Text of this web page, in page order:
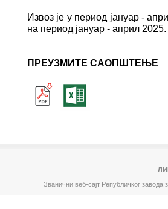
Извоз је у период јануар -
на период јануар - април
ПРЕУЗМИТЕ САОПШТЕЊЕ
Званични веб-сајт Републичког